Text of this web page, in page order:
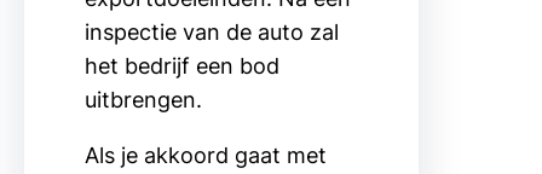
inspectie van de auto zal
het bedrijf een bod
uitbrengen.
Als je akkoord gaat met